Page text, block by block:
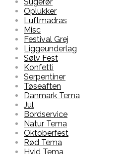
Oplukker
Luftmadras
Misc
Festival Grej
Liggeunderlag
Sølv Fest
Konfetti
Serpentiner
Tøseaften
Danmark Tema
Jul
Bordservice
Natur Tema
Oktoberfest
Rød Tema
Hvid Tema